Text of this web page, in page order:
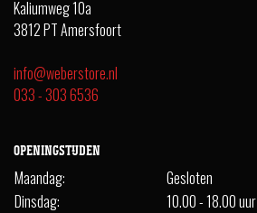
Kaliumweg 10a
3812 PT Amersfoort
info@weberstore.nl
033 - 303 6536
OPENINGSTIJDEN
Maandag:
Gesloten
Dinsdag:
10.00 - 18.00 uur